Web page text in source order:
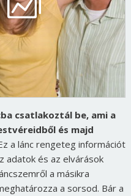
csatlakoztál be, ami a
és majd
a lánc rengeteg információt
adatok és az elvárások
a másikra
a sorsod. Bár a